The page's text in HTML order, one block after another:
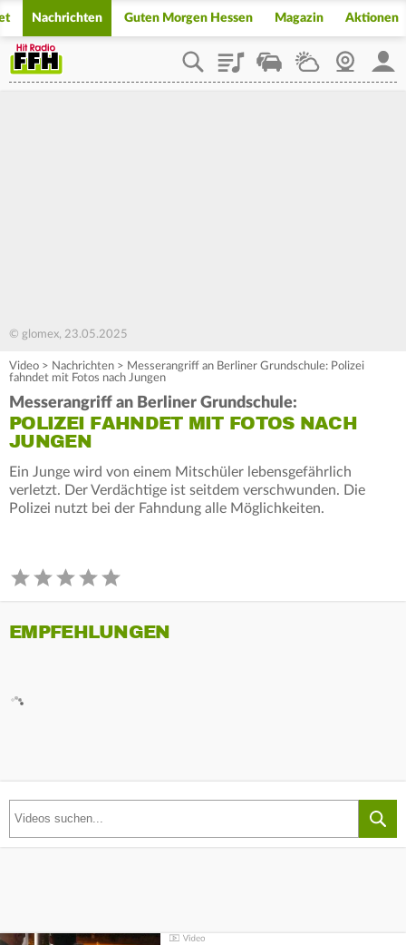
Nachrichten Guten Morgen Hessen Magazin Aktionen
PlaylistStaupilotWetterWebcam
© glomex, 23.05.2025
Video > Nachrichten > Messerangriff an Berliner Grundschule: Polizei
fahndet mit Fotos nach Jungen
Messerangriff an Berliner Grundschule:
POLIZEI FAHNDET MIT FOTOS NACH
JUNGEN
Ein Junge wird von einem Mitschüler lebensgefährlich
verletzt. Der Verdächtige ist seitdem verschwunden. Die
Polizei nutzt bei der Fahndung alle Möglichkeiten.
EMPFEHLUNGEN